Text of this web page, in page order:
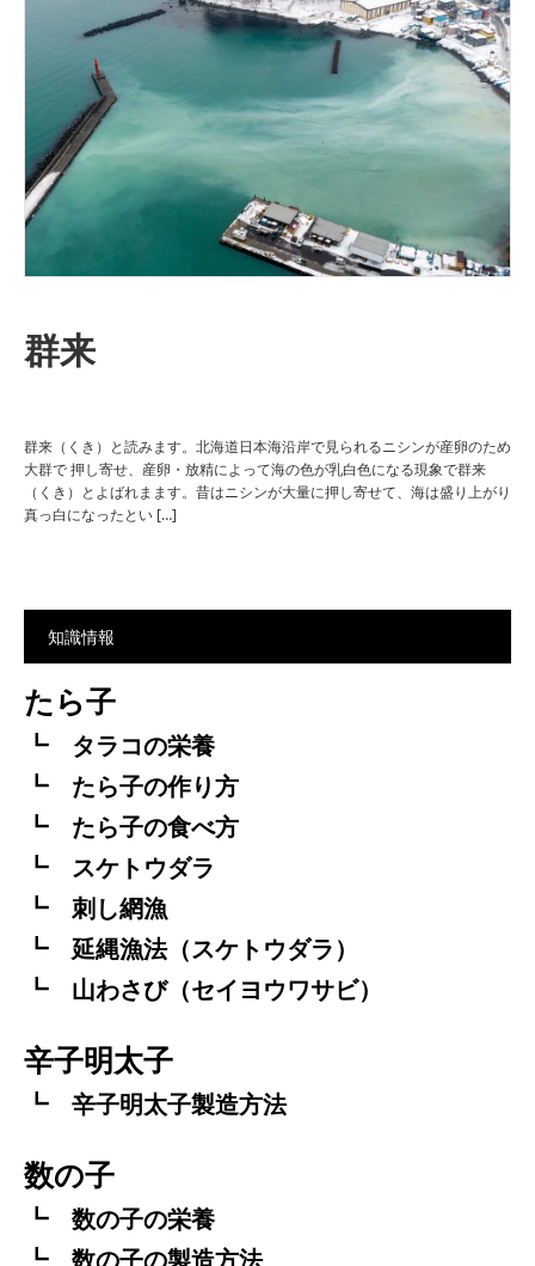
群来
群来（くき）と読みます。北海道日本海沿岸で見られるニシンが産卵のため
大群で 押し寄せ、産卵・放精によって海の色が乳白色になる現象で群来
（くき）とよばれまます。昔はニシンが大量に押し寄せて、海は盛り上がり
真っ白になったとい […]
知識情報
たら子
タラコの栄養
たら子の作り方
たら子の食べ方
スケトウダラ
刺し網漁
延縄漁法（スケトウダラ）
山わさび（セイヨウワサビ）
辛子明太子
辛子明太子製造方法
数の子
数の子の栄養